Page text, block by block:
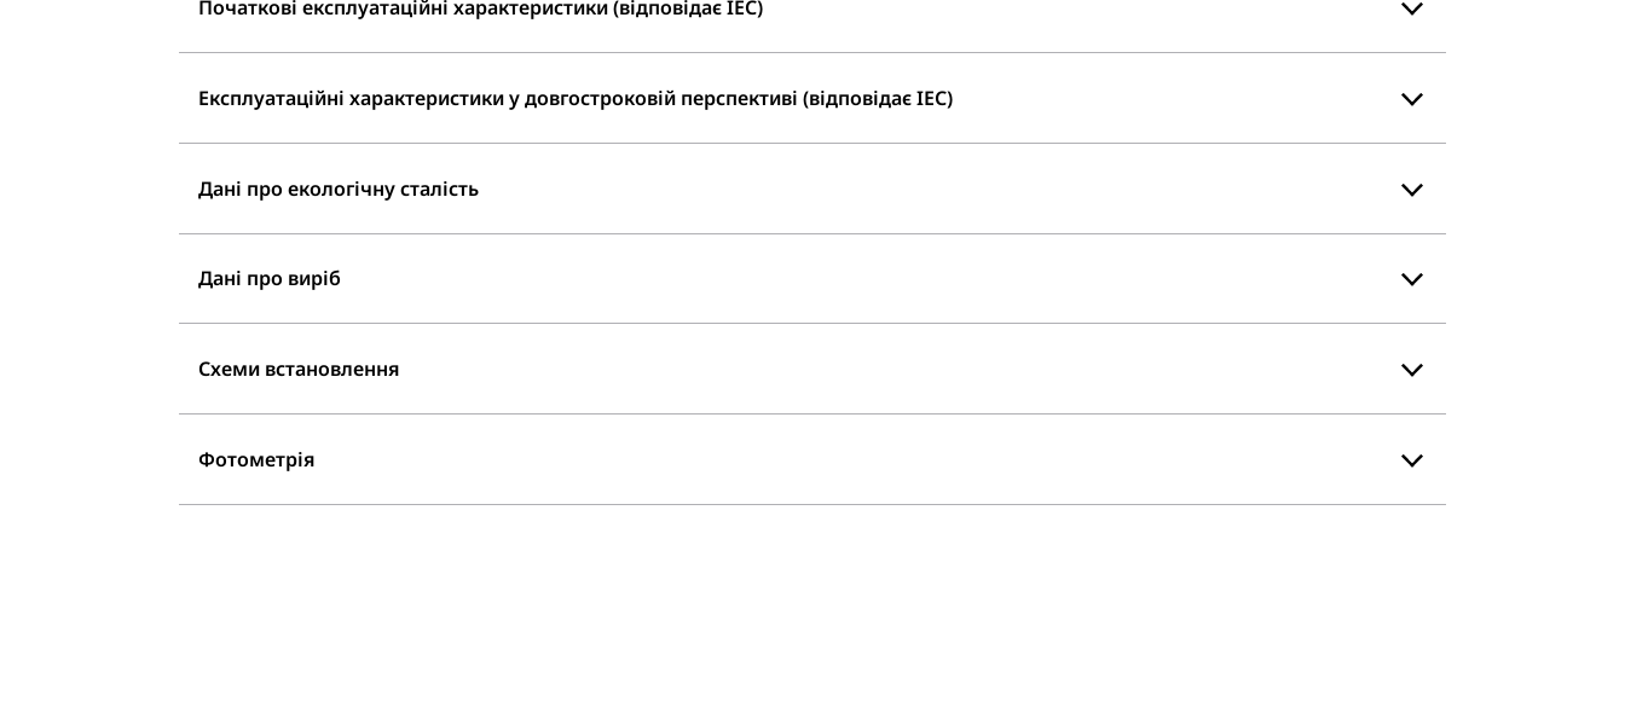
Початкові експлуатаційні характеристики (відповідає IEC)
Експлуатаційні характеристики у довгостроковій перспективі (відповідає IEC)
Дані про екологічну сталість
Дані про виріб
Схеми встановлення
Фотометрія